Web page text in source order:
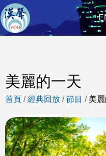
美麗的一天
首頁 /經典回放 /節目 / 美